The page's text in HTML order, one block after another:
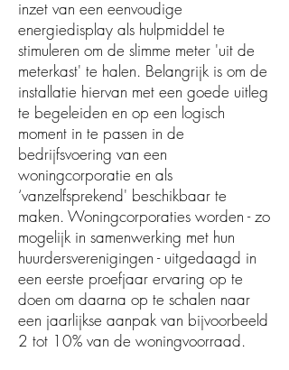
inzet van een eenvoudige
energiedisplay als hulpmiddel te
stimuleren om de slimme meter 'uit de
meterkast' te halen. Belangrijk is om de
installatie hiervan met een goede uitleg
te begeleiden en op een logisch
moment in te passen in de
bedrijfsvoering van een
woningcorporatie en als
‘vanzelfsprekend' beschikbaar te
maken. Woningcorporaties worden - zo
mogelijk in samenwerking met hun
huurdersverenigingen - uitgedaagd in
een eerste proefjaar ervaring op te
doen om daarna op te schalen naar
een jaarlijkse aanpak van bijvoorbeeld
2 tot 10% van de woningvoorraad.​